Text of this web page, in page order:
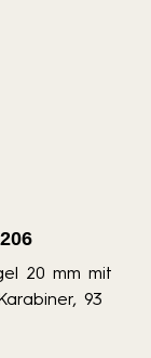
20 mm mit
93